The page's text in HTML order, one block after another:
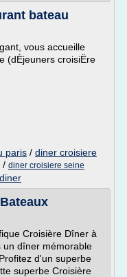
bateau
vous accueille
(dÈjeuners croisiËre
paris / diner croisiere
/ diner croisiere seine
Croisière Dîner à
un dîner mémorable
d'un superbe
superbe Croisière